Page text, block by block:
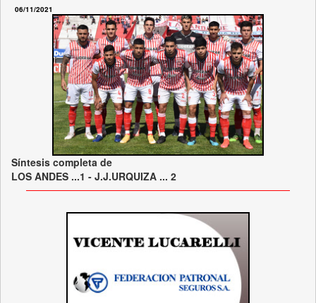
06/11/2021
Síntesis completa de
LOS ANDES ...1 - J.J.URQUIZA ... 2